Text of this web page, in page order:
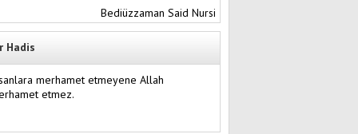
Bediüzzaman Said Nursi
Hadis
merhamet etmeyene Allah
etmez.